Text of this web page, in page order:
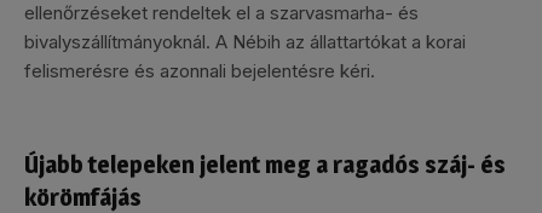
ellenőrzéseket rendeltek el a szarvasmarha- és
bivalyszállítmányoknál. A Nébih az állattartókat a korai
felismerésre és azonnali bejelentésre kéri.
Újabb telepeken jelent meg a ragadós száj- és
körömfájás